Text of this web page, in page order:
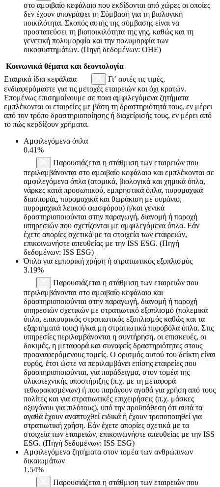
στο αμοιβαίο κεφάλαιο που εκδίδονται από χώρες οι οποίες
δεν έχουν υπογράψει τη Σύμβαση για τη βιολογική
ποικιλότητα. Σκοπός αυτής της σύμβασης είναι να
προστατεύσει τη βιοποικιλότητα της γης, καθώς και τη
γενετική πολυμορφία και την πολυμορφία των
οικοσυστημάτων. (Πηγή δεδομένων: ΟΗΕ)
Κοινωνικά θέματα και δεοντολογία
Εταιρικά ίδια κεφάλαια
Γι’ αυτές τις τιμές,
ενδιαφερόμαστε για τις μετοχές εταιρειών και όχι κρατών.
Επομένως επισημαίνουμε σε ποια αμφιλεγόμενα ζητήματα
εμπλέκονται οι εταιρείες με βάση τη δραστηριότητά τους, εν μέρει
από τον τρόπο δραστηριοποίησης ή διαχείρισής τους, εν μέρει από
το πώς κερδίζουν χρήματα.
Αμφιλεγόμενα όπλα
0.41%
Παρουσιάζεται η στάθμιση των εταιρειών που
περιλαμβάνονται στο αμοιβαίο κεφάλαιο και εμπλέκονται σε
αμφιλεγόμενα όπλα (ατομικά, βιολογικά και χημικά όπλα,
νάρκες κατά προσωπικού, εμπρηστικά όπλα, πυρομαχικά
διασποράς, πυρομαχικά και θωράκιση με ουράνιο,
πυρομαχικά λευκού φωσφόρου) ή/και γενικά
δραστηριοποιούνται στην παραγωγή, διανομή ή παροχή
υπηρεσιών που σχετίζονται με αμφιλεγόμενα όπλα. Εάν
έχετε απορίες σχετικά με τα στοιχεία των εταιρειών,
επικοινωνήστε απευθείας με την ISS ESG. (Πηγή
δεδομένων: ISS ESG)
Όπλα για εμπορική χρήση ή στρατιωτικός εξοπλισμός
3.19%
Παρουσιάζεται η στάθμιση των εταιρειών που
περιλαμβάνονται στο αμοιβαίο κεφάλαιο και
δραστηριοποιούνται στην παραγωγή, διανομή ή παροχή
υπηρεσιών σχετικών με στρατιωτικό εξοπλισμό (πολεμικά
όπλα, επικουρικός στρατιωτικός εξοπλισμός καθώς και τα
εξαρτήματά τους) ή/και μη στρατιωτικά πυροβόλα όπλα. Στις
υπηρεσίες περιλαμβάνονται η συντήρηση, οι επισκευές, οι
δοκιμές, η μεταφορά και συναφείς δραστηριότητες στους
προαναφερόμενους τομείς. Ο ορισμός αυτού του δείκτη είναι
ευρύς, έτσι ώστε να περιλαμβάνει επίσης εταιρείες που
δραστηριοποιούνται, για παράδειγμα, στον τομέα της
υλικοτεχνικής υποστήριξης (π.χ. με τη μεταφορά
τεθωρακισμένων) ή που παράγουν αγαθά για χρήση από τους
πολίτες και για στρατιωτικές επιχειρήσεις (π.χ. μάσκες
οξυγόνου για πιλότους), υπό την προϋπόθεση ότι αυτά τα
αγαθά έχουν αναπτυχθεί ειδικά ή έχουν τροποποιηθεί για
στρατιωτική χρήση. Εάν έχετε απορίες σχετικά με τα
στοιχεία των εταιρειών, επικοινωνήστε απευθείας με την ISS
ESG. (Πηγή δεδομένων: ISS ESG)
Αμφιλεγόμενα ζητήματα στον τομέα των ανθρώπινων
δικαιωμάτων
1.54%
Παρουσιάζεται η στάθμιση των εταιρειών που